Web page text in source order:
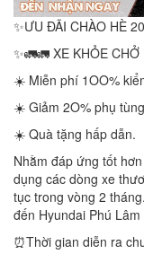
✨ƯU ĐÃI CHÀO HÈ
✨🚛🚛 XE KHỎE
☀️ Miễn phí 1OO%
☀️ Giảm 2O% phụ
☀️ Quà tặng hấp dẫn.
Nhằm đáp ứng tốt
dụng các dòng xe
tục trong vòng 2
đến Hyundai Phú
⏰Thời gian diễn ra